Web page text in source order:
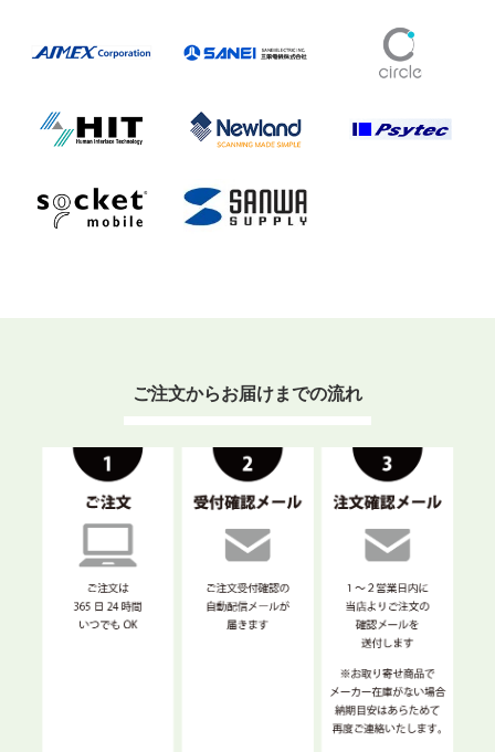
ご注文からお届けまでの流れ